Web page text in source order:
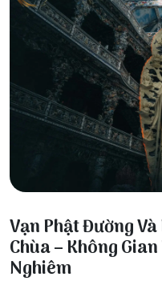
Vạn Phật Đường
Chùa – Không
Nghiêm